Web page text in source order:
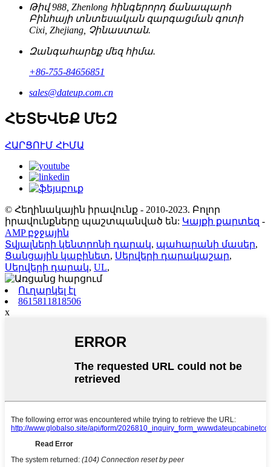
Թիվ 988, Zhenlong հինգերորդ ճանապարհ
Բինհայի տնտեսական զարգացման գոտի
Cixi, Zhejiang, Չինաստան.
Զանգահարեք մեզ հիմա.
+86-755-84656851
sales@dateup.com.cn
ՀԵՏԵՎԵՔ ՄԵԶ
ՀԱՐՑՈՒՄ ՀԻՄԱ
© Հեղինակային իրավունք - 2010-2023. Բոլոր
իրավունքները պաշտպանված են: Կայքի քարտեզ -
AMP բջջային
Տվյալների կենտրոնի դարակ, պահարանի մասեր,
Ցանցային կաբինետ, Սերվերի դարակաշար,
Սերվերի դարակ, UL,
Ուղարկել էլ
8615811818506
x